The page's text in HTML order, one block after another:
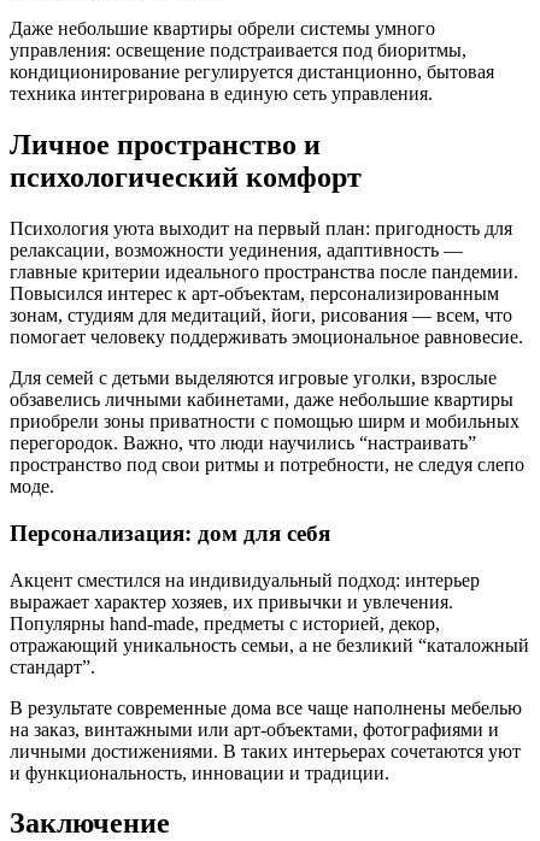
Даже небольшие квартиры обрели системы умного
управления: освещение подстраивается под биоритмы,
кондиционирование регулируется дистанционно, бытовая
техника интегрирована в единую сеть управления.
Личное пространство и
психологический комфорт
Психология уюта выходит на первый план: пригодность для
релаксации, возможности уединения, адаптивность —
главные критерии идеального пространства после пандемии.
Повысился интерес к арт-объектам, персонализированным
зонам, студиям для медитаций, йоги, рисования — всем, что
помогает человеку поддерживать эмоциональное равновесие.
Для семей с детьми выделяются игровые уголки, взрослые
обзавелись личными кабинетами, даже небольшие квартиры
приобрели зоны приватности с помощью ширм и мобильных
перегородок. Важно, что люди научились “настраивать”
пространство под свои ритмы и потребности, не следуя слепо
моде.
Персонализация: дом для себя
Акцент сместился на индивидуальный подход: интерьер
выражает характер хозяев, их привычки и увлечения.
Популярны hand-made, предметы с историей, декор,
отражающий уникальность семьи, а не безликий “каталожный
стандарт”.
В результате современные дома все чаще наполнены мебелью
на заказ, винтажными или арт-объектами, фотографиями и
личными достижениями. В таких интерьерах сочетаются уют
и функциональность, инновации и традиции.
Заключение